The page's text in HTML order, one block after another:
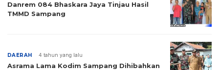
Danrem 084 Bhaskara Jaya Tinjau Hasil
TMMD Sampang
DAERAH 4 tahun yang lalu
Asrama Lama Kodim Sampang Dihibahkan